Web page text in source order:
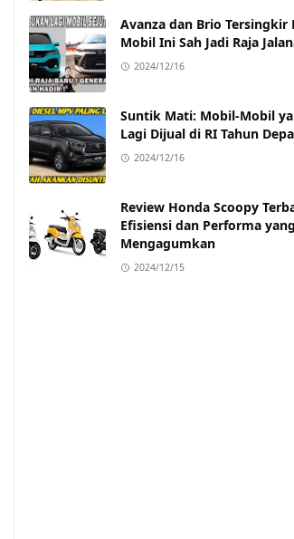
Avanza dan Brio Tersingkir
Mobil Ini Sah Jadi Raja
2024/12/16
Suntik Mati: Mobil-Mobil
Lagi Dijual di RI Tahun
2024/12/16
Review Honda Scoopy
Efisiensi dan Performa yang
Mengagumkan
2024/12/15